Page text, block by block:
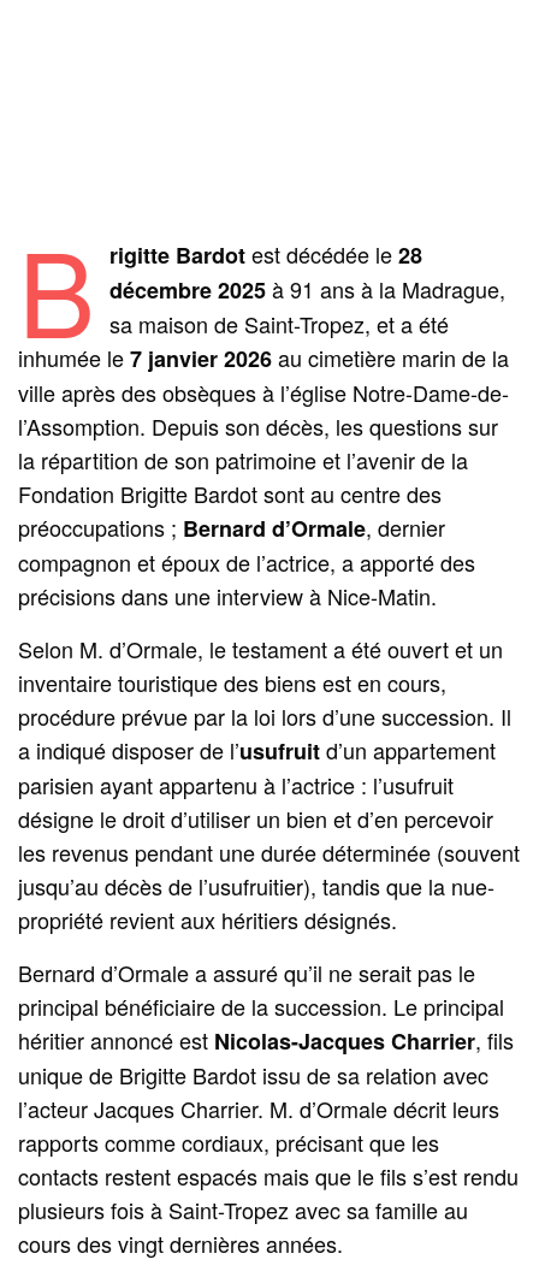
B rigitte Bardotest décédée le28
décembre 2025à 91 ans à la Madrague,
sa maison de Saint-Tropez, et a été
inhumée le7 janvier 2026au cimetière marin de la
ville après des obsèques à l’église Notre-Dame-de-
l’Assomption. Depuis son décès, les questions sur
la répartition de son patrimoine et l’avenir de la
Fondation Brigitte Bardot sont au centre des
préoccupations ; Bernard d’Ormale, dernier
compagnon et époux de l’actrice, a apporté des
précisions dans une interview à Nice-Matin.
Selon M. d’Ormale, le testament a été ouvert et un
inventaire touristique des biens est en cours,
procédure prévue par la loi lors d’une succession. Il
a indiqué disposer de l’usufruitd’un appartement
parisien ayant appartenu à l’actrice : l’usufruit
désigne le droit d’utiliser un bien et d’en percevoir
les revenus pendant une durée déterminée (souvent
jusqu’au décès de l’usufruitier), tandis que la nue-
propriété revient aux héritiers désignés.
Bernard d’Ormale a assuré qu’il ne serait pas le
principal bénéficiaire de la succession. Le principal
héritier annoncé est Nicolas-Jacques Charrier, fils
unique de Brigitte Bardot issu de sa relation avec
l’acteur Jacques Charrier. M. d’Ormale décrit leurs
rapports comme cordiaux, précisant que les
contacts restent espacés mais que le fils s’est rendu
plusieurs fois à Saint-Tropez avec sa famille au
cours des vingt dernières années.